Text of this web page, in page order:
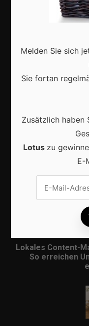
Webshops
Lokales Content-
So erreichen
Melden Sie sich
Sie fortan
Zusätzlich haben
Lotus zu
E-